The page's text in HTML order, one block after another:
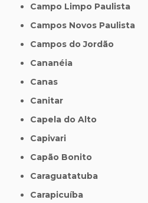
Campo Limpo Paulista
Campos Novos Paulista
Campos do Jordão
Cananéia
Canas
Canitar
Capela do Alto
Capivari
Capão Bonito
Caraguatatuba
Carapicuíba